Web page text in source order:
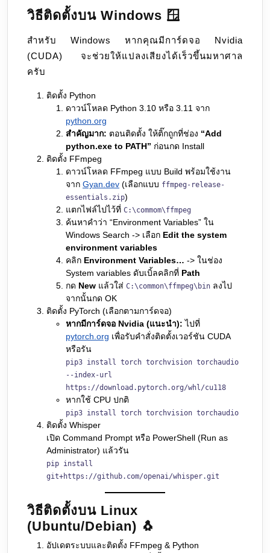
วิธีติดตั้งบน Windows 🪟
สำหรับ Windows หากคุณมีการ์ดจอ Nvidia
(CUDA) จะช่วยให้แปลงเสียงได้เร็วขึ้นมหาศาล
ครับ
ติดตั้ง Python
ดาวน์โหลด Python 3.10 หรือ 3.11 จาก
python.org
สำคัญมาก: ตอนติดตั้ง ให้ติ๊กถูกที่ช่อง “Add
python.exe to PATH” ก่อนกด Install
ติดตั้ง FFmpeg
ดาวน์โหลด FFmpeg แบบ Build พร้อมใช้งาน
จาก Gyan.dev (เลือกแบบ ffmpeg-release-
essentials.zip)
แตกไฟล์ไปไว้ที่ C:\commom\ffmpeg
ค้นหาคำว่า “Environment Variables” ใน
Windows Search -> เลือก Edit the system
environment variables
คลิก Environment Variables… -> ในช่อง
System variables ดับเบิ้ลคลิกที่ Path
กด New แล้วใส่ C:\common\ffmpeg\bin ลงไป
จากนั้นกด OK
ติดตั้ง PyTorch (เลือกตามการ์ดจอ)
หากมีการ์ดจอ Nvidia (แนะนำ): ไปที่
pytorch.org เพื่อรับคำสั่งติดตั้งเวอร์ชัน CUDA
หรือรัน
pip3 install torch torchvision torchaudio
--index-url
https://download.pytorch.org/whl/cu118
หากใช้ CPU ปกติ
pip3 install torch torchvision torchaudio
ติดตั้ง Whisper
เปิด Command Prompt หรือ PowerShell (Run as
Administrator) แล้วรัน
pip install
git+https://github.com/openai/whisper.git
วิธีติดตั้งบน Linux
(Ubuntu/Debian) 🐧
อัปเดตระบบและติดตั้ง FFmpeg & Python